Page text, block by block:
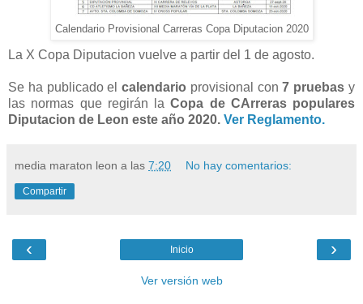
Calendario Provisional Carreras Copa Diputacion 2020
La X Copa Diputacion vuelve a partir del 1 de agosto.
Se ha publicado elcalendario provisional con7 pruebas y
las normas que regirán laCopa de CArreras populares
Diputacion de Leon este año 2020. Ver Reglamento.
media maraton leon a las 7:20 No hay comentarios:
Compartir
‹ ›
Inicio
Ver versión web